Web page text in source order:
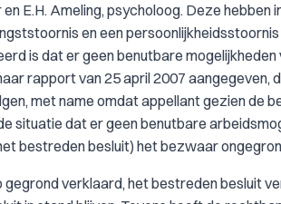
E.H. Ameling, psycholoog. Deze hebben
en een
is dat er geen benutbare mogelijkheden
rapport van 25 april 2007 aangegeven,
met name omdat appellant gezien de
situatie dat er geen benutbare
bestreden besluit) het bezwaar
verklaard, het bestreden besluit